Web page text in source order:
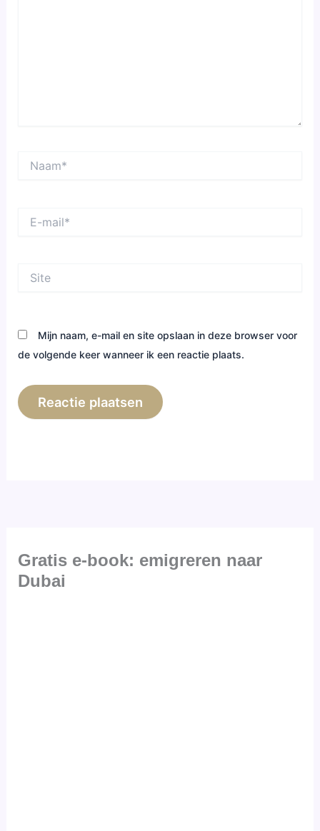
mail*
Mijn naam, e-mail en site opslaan in deze browser voor
de volgende keer wanneer ik een reactie plaats.
Gratis e-book: emigreren naar
Dubai